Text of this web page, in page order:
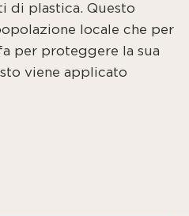
di plastica. Questo
locale che per
per proteggere la sua
viene applicato